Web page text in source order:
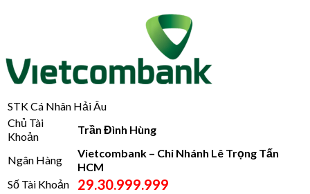
STK Cá Nhân Hải Âu
Chủ Tài
Khoản
Trần Đình Hùng
Ngân Hàng
Vietcombank – Chi Nhánh Lê Trọng Tấn
HCM
Số Tài Khoản
29.30.999.999